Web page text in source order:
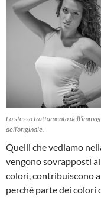
Lo stesso trattamento
dell’originale.
Quelli che vediamo
vengono sovrapposti
colori, contribuiscono
perché parte dei colori